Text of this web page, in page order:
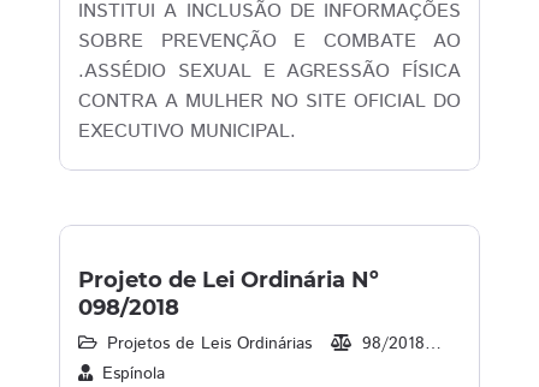
INSTITUI A INCLUSÃO DE INFORMAÇÕES
SOBRE PREVENÇÃO E COMBATE AO
.ASSÉDIO SEXUAL E AGRESSÃO FÍSICA
CONTRA A MULHER NO SITE OFICIAL DO
EXECUTIVO MUNICIPAL.
Projeto de Lei Ordinária Nº
098/2018
Projetos de Leis Ordinárias 98/2018
Espínola